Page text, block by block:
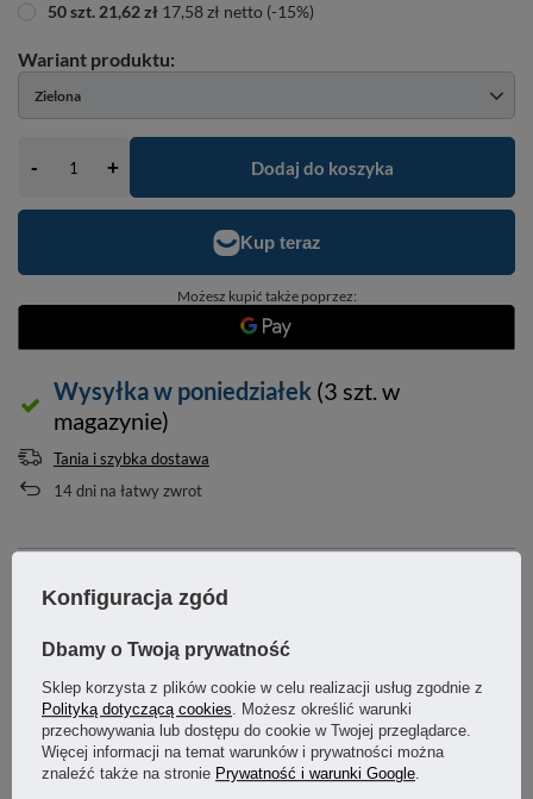
Zielona
- + Dodaj do koszyka
Możesz kupić także poprzez:
50szt. 21,62 zł 17,58 zł netto (-15%)
Wysyłkaw poniedziałek (3 szt. w
magazynie)
Tania i szybka dostawa
14dni na łatwy zwrot
GWARANCJA
OSTATNIO CIĘ INTERESOWAŁO
Konfiguracja zgód
Dbamy o Twoją prywatność
Sklep korzysta z plików cookie w celu realizacji usług zgodnie z
Polityką dotyczącą cookies . Możesz określić warunki
przechowywania lub dostępu do cookie w Twojej przeglądarce.
Więcej informacji na temat warunków i prywatności można
znaleźć także na stronie Prywatność i warunki Google